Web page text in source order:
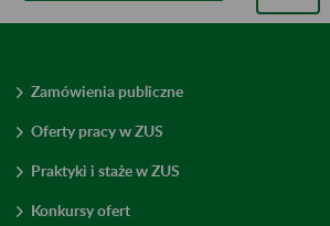
Zamówienia publiczne
Oferty pracy w ZUS
Praktyki i staże w ZUS
Konkursy ofert